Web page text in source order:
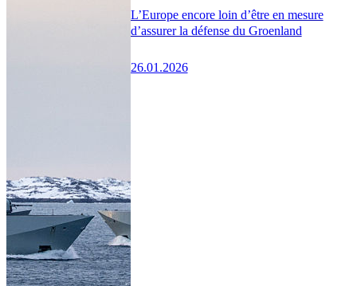
L’Europe encore loin d’être en mesure
d’assurer la défense du Groenland
26.01.2026